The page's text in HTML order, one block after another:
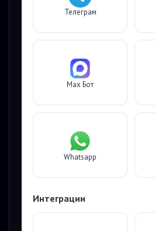
Телеграм
Max Бот
Whatsapp
Интеграции